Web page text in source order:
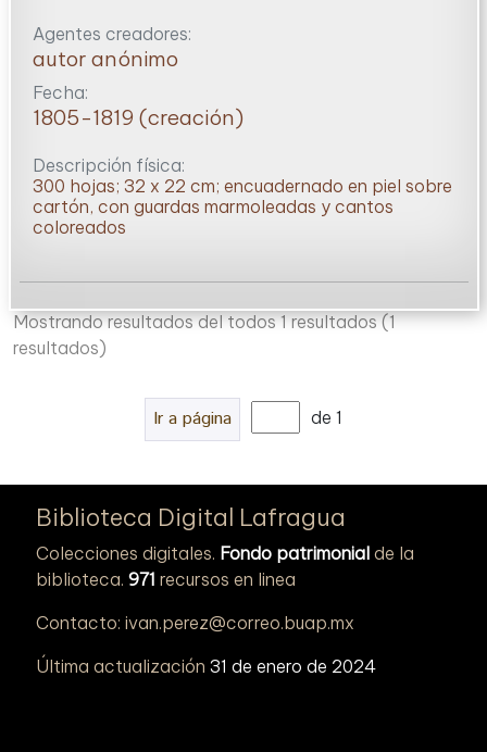
Agentes creadores:
autor anónimo
Fecha:
1805-1819 (creación)
Descripción física:
300 hojas; 32 x 22 cm; encuadernado en piel sobre
cartón, con guardas marmoleadas y cantos
coloreados
Mostrando resultados del todos 1 resultados(1
resultados)
Ir a página de 1
Biblioteca Digital Lafragua
Colecciones digitales. Fondo patrimonial de la
biblioteca. 971 recursos en linea
Contacto: ivan.perez@correo.buap.mx
Última actualización 31 de enero de 2024